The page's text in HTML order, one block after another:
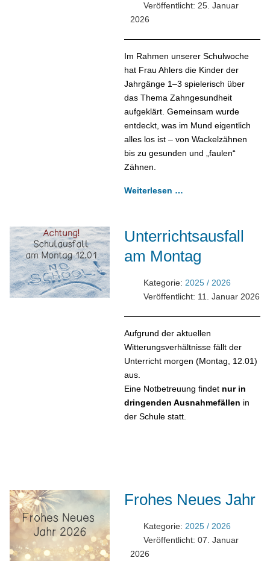
Veröffentlicht: 25. Januar
2026
Im Rahmen unserer Schulwoche
hat Frau Ahlers die Kinder der
Jahrgänge 1–3 spielerisch über
das Thema Zahngesundheit
aufgeklärt. Gemeinsam wurde
entdeckt, was im Mund eigentlich
alles los ist – von Wackelzähnen
bis zu gesunden und „faulen“
Zähnen.
Weiterlesen …
Unterrichtsausfall
am Montag
Kategorie:2025 / 2026
Veröffentlicht: 11. Januar 2026
Aufgrund der aktuellen
Witterungsverhältnisse fällt der
Unterricht morgen (Montag, 12.01)
aus.
Eine Notbetreuung findet nur in
dringenden Ausnahmefällen in
der Schule statt.
Frohes Neues Jahr
Kategorie:2025 / 2026
Veröffentlicht: 07. Januar
2026